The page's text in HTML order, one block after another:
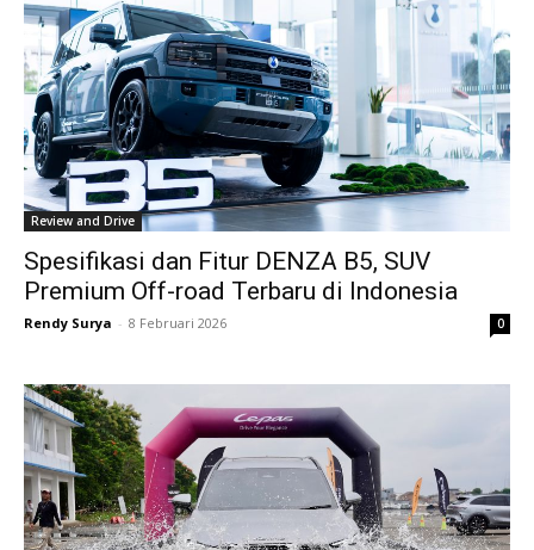
Review and Drive
Spesifikasi dan Fitur DENZA B5, SUV
Premium Off-road Terbaru di Indonesia
Rendy Surya - 8 Februari 2026 0